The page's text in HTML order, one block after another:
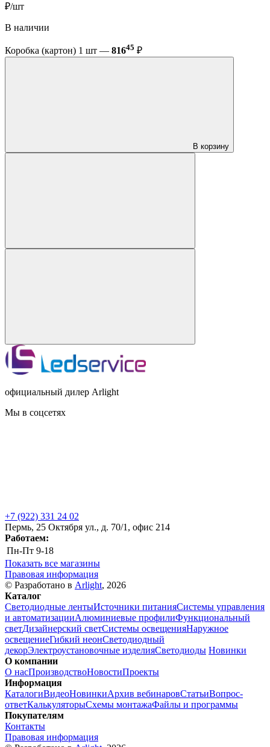
₽/шт
В наличии
Коробка (картон) 1 шт — 81645 ₽
В корзину
официальный дилер Arlight
Мы в соцсетях
+7 (922) 331 24 02
Пермь, 25 Октября ул., д. 70/1, офис 214
Работаем:
Пн-Пт 9-18
Показать все магазины
Правовая информация
© Разработано в Arlight, 2026
Каталог
Светодиодные лентыИсточники питанияСистемы управления
и автоматизацииАлюминиевые профилиФункциональный
светДизайнерский светСистемы освещенияНаружное
освещениеГибкий неонСветодиодный
декорЭлектроустановочные изделияСветодиоды Новинки
О компании
О насПроизводствоНовостиПроекты
Информация
КаталогиВидеоНовинкиАрхив вебинаровСтатьиВопрос-
ответКалькуляторыСхемы монтажаФайлы и программы
Покупателям
Контакты
Правовая информация